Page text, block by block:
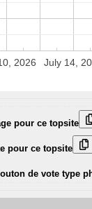
2026 July 14,
pour ce topsite
pour ce topsite
de vote type